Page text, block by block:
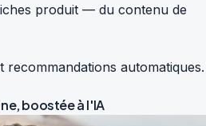
produit — du contenu de
recommandations automatiques.
boostée à l'IA